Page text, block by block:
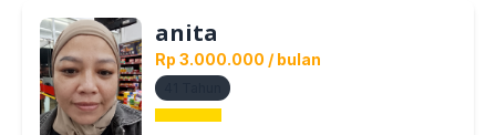
anita
Rp 3.000.000 / bulan